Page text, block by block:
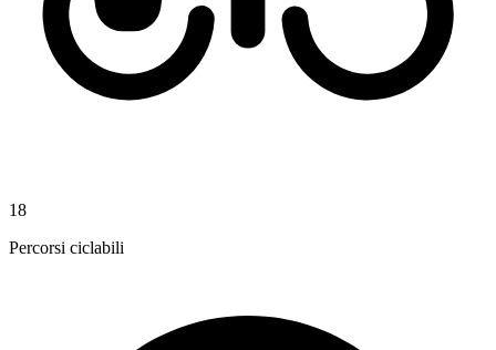
18
Percorsi ciclabili